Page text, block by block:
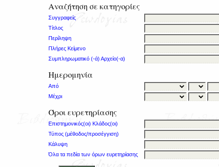
Αναζήτηση σε κατηγορίες
Συγγραφείς
Τίτλος
Περίληψη
Πλήρες Κείμενο
Συμπληρωματικό (-ά) Αρχείο(-α)
Ημερομηνία
Από
Μέχρι
Όροι ευρετηρίασης
Επιστημονικός(οι) Κλάδος(οι)
Τύπος (μέθοδος/προσέγγιση)
Κάλυψη
Όλα τα πεδία των όρων ευρετηρίασης